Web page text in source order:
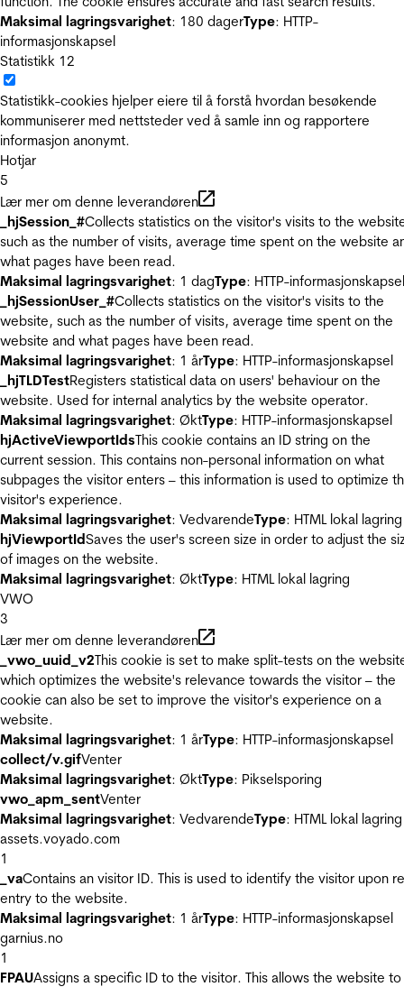
Maksimal lagringsvarighet: 180 dagerType: HTTP-
informasjonskapsel
Statistikk 12
Statistikk-cookies hjelper eiere til å forstå hvordan besøkende
kommuniserer med nettsteder ved å samle inn og rapportere
informasjon anonymt.
Hotjar
5
Lær mer om denne leverandøren
_hjSession_#Collects statistics on the visitor's visits to the
such as the number of visits, average time spent on the website
what pages have been read.
Maksimal lagringsvarighet: 1 dagType: HTTP-informasjonskapsel
_hjSessionUser_#Collects statistics on the visitor's visits to the
website, such as the number of visits, average time spent on the
website and what pages have been read.
Maksimal lagringsvarighet: 1 årType: HTTP-informasjonskapsel
_hjTLDTestRegisters statistical data on users' behaviour on the
website. Used for internal analytics by the website operator.
Maksimal lagringsvarighet: ØktType: HTTP-informasjonskapsel
hjActiveViewportIdsThis cookie contains an ID string on the
current session. This contains non-personal information on what
subpages the visitor enters – this information is used to optimize
visitor's experience.
Maksimal lagringsvarighet: VedvarendeType: HTML lokal lagring
hjViewportIdSaves the user's screen size in order to adjust the
of images on the website.
Maksimal lagringsvarighet: ØktType: HTML lokal lagring
VWO
3
Lær mer om denne leverandøren
_vwo_uuid_v2This cookie is set to make split-tests on the
which optimizes the website's relevance towards the visitor – the
cookie can also be set to improve the visitor's experience on a
website.
Maksimal lagringsvarighet: 1 årType: HTTP-informasjonskapsel
collect/v.gifVenter
Maksimal lagringsvarighet: ØktType: Pikselsporing
vwo_apm_sentVenter
Maksimal lagringsvarighet: VedvarendeType: HTML lokal lagring
assets.voyado.com
1
_vaContains an visitor ID. This is used to identify the visitor upon
entry to the website.
Maksimal lagringsvarighet: 1 årType: HTTP-informasjonskapsel
garnius.no
1
FPAUAssigns a specific ID to the visitor. This allows the website to